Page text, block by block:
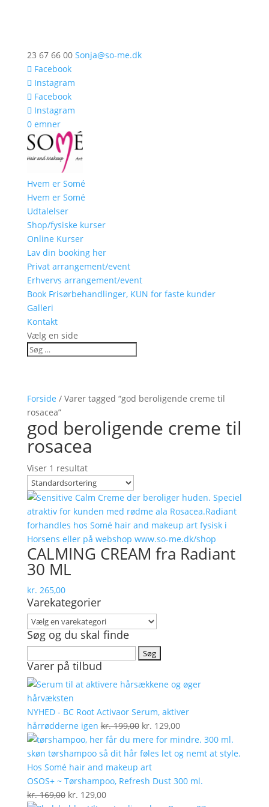
23 67 66 00 Sonja@so-me.dk
Facebook
Instagram
Facebook
Instagram
0 emner
Hvem er Somé
Hvem er Somé
Udtalelser
Shop/fysiske kurser
Online Kurser
Lav din booking her
Privat arrangement/event
Erhvervs arrangement/event
Book Frisørbehandlinger, KUN for faste kunder
Galleri
Kontakt
Vælg en side
Forside / Varer tagged “god beroligende creme til
rosacea”
god beroligende creme til
rosacea
Viser 1 resultat
CALMING CREAM fra Radiant
30 ML
kr. 265,00
Varekategorier
Søg og du skal finde
efter:
Varer på tilbud
NYHED - BC Root Activaor Serum, aktiver
hårrødderne igen kr.199,00 Den
oprindelige
pris
var:
kr. 199,00.
kr. 129,00Den
aktuelle
pris
kr. 129,00.
OSOS+ ~ Tørshampoo, Refresh Dust 300 ml.
kr.169,00 Den
kr. 129,00Den